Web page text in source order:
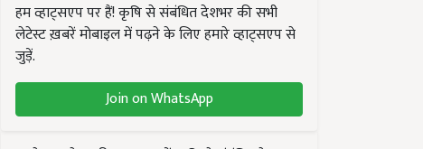
हम व्हाट्सएप पर हैं! कृषि से संबंधित देशभर की सभी
लेटेस्ट ख़बरें मोबाइल में पढ़ने के लिए हमारे व्हाट्सएप से
जुड़ें.
Join on WhatsApp